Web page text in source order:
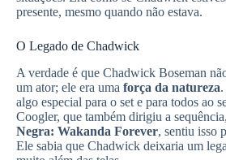
presente, mesmo quando não estava.
O Legado de Chadwick
A verdade é que Chadwick Boseman
um ator; ele era uma força da natureza
algo especial para o set e para todos ao
Coogler, que também dirigiu a sequência,
Negra: Wakanda Forever, sentiu isso
Ele sabia que Chadwick deixaria um